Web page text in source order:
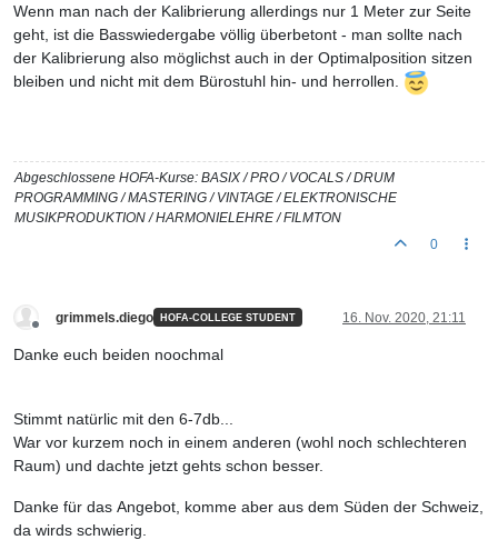
Wenn man nach der Kalibrierung allerdings nur 1 Meter zur Seite
geht, ist die Basswiedergabe völlig überbetont - man sollte nach
der Kalibrierung also möglichst auch in der Optimalposition sitzen
bleiben und nicht mit dem Bürostuhl hin- und herrollen.
Abgeschlossene HOFA-Kurse: BASIX / PRO / VOCALS / DRUM
PROGRAMMING / MASTERING / VINTAGE / ELEKTRONISCHE
MUSIKPRODUKTION / HARMONIELEHRE / FILMTON
0
Offline
grimmels.diego HOFA-COLLEGE STUDENT 16. Nov. 2020, 21:11
Danke euch beiden noochmal
Stimmt natürlic mit den 6-7db...
War vor kurzem noch in einem anderen (wohl noch schlechteren
Raum) und dachte jetzt gehts schon besser.
Danke für das Angebot, komme aber aus dem Süden der Schweiz,
da wirds schwierig.